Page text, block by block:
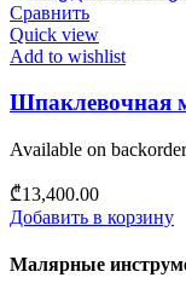
Сравнить
Quick view
Add to wishlist
Шпаклевочная
Available on backorder
₾13,400.00
Добавить в корзину
Малярные